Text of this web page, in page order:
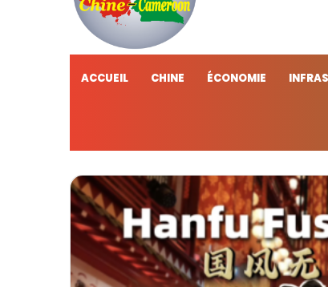
ACCUEIL CHINE ÉCONOMIE